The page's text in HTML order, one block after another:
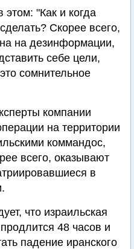
этом: "Как и когда
Скорее всего,
на дезинформации,
себе цели,
сомнительное
компании
на территории
коммандос,
всего, оказывают
в
что израильская
48 часов и
падение иранского